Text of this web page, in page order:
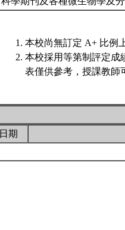
本校尚無訂定 A+ 比例
本校採用等第制評定成
表僅供參考，授課教師
日期